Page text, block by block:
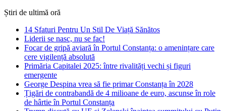
Știri de ultimă oră
14 Sfaturi Pentru Un Stil De Viață Sănătos
Liderii se nasc, nu se fac!
Focar de gripă aviară în Portul Constanța: o amenințare care
cere vigilență absolută
Primăria Capitalei 2025: între rivalități vechi și figuri
emergente
George Despina vrea să fie primar Constanța în 2028
Țigări de contrabandă de 4 milioane de euro, ascunse în role
de hârtie în Portul Constanța